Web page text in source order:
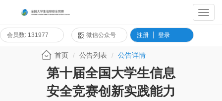
会员数: 131977 微信公众号 注册 登录
首页 公告列表 公告详情
第十届全国大学生信息
安全竞赛创新实践能力